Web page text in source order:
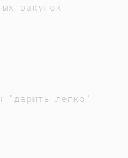
закупок
"дарить легко"